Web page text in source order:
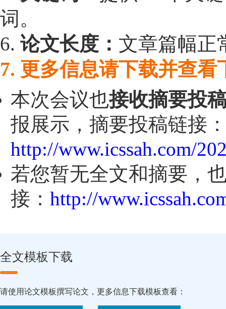
词。
6. 论文长度： 文章篇幅正
7. 更多信息请下载并查看
本次会议也接收摘要投
报展示，摘要投稿链接
http://www.icssah.com/
若您暂无全文和摘要，
接： http://
全文模板下载
请使用论文模板撰写论文，更多信息下载模板查看：